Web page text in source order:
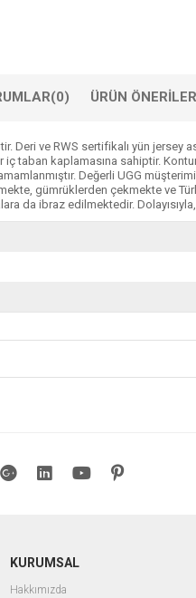
(0) ÜRÜN
ve RWS sertifikalı yün jersey
taban kaplamasına sahiptir.
Değerli UGG
gümrüklerden çekmekte ve
ibraz edilmektedir.
KURUMSAL
Hakkımızda